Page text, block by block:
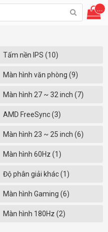
...
Tấm nền IPS (10)
Màn hình văn phòng (9)
Màn hình 27 ~ 32 inch (7)
AMD FreeSync (3)
Màn hình 23 ~ 25 inch (6)
Màn hình 60Hz (1)
Độ phân giải khác (1)
Màn hình Gaming (6)
Màn hình 180Hz (2)